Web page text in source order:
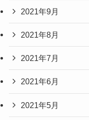
2021年9月
2021年8月
2021年7月
2021年6月
2021年5月